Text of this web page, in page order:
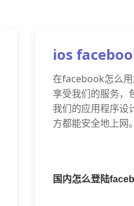
ios
在facebook怎么
享受我们的服务，
我们的应用程序设
方都能安全地上网。
国内怎么登陆